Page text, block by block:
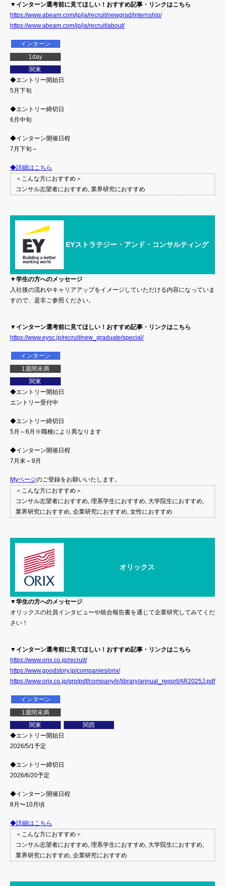
▼インターン選考前に見てほしい！おすすめ記事・リンクはこちら
https://www.abeam.com/jp/ja/recruit/newgrad/internship/
https://www.abeam.com/jp/ja/recruit/about/
インターン
1day
関東
◆エントリー開始日
5月下旬
◆エントリー締切日
6月中旬
◆インターン開催日程
7月下旬～
◆詳細はこちら
＜こんな方におすすめ＞
コンサル志望者におすすめ, 業界研究におすすめ
EYストラテジー・アンド・コンサルティング
▼学生の方へのメッセージ
入社後の流れやキャリアアップをイメージしていただける内容になっていま
すので、是非ご参照ください。
▼インターン選考前に見てほしい！おすすめ記事・リンクはこちら
https://www.eysc.jp/recruit/new_graduate/special/
インターン
1週間未満
関東
◆エントリー開始日
エントリー受付中
◆エントリー締切日
5月～6月※職種により異なります
◆インターン開催日程
7月末～9月
Myページのご登録をお願いいたします。
＜こんな方におすすめ＞
コンサル志望者におすすめ, 理系学生におすすめ, 大学院生におすすめ,
業界研究におすすめ, 企業研究におすすめ, 女性におすすめ
オリックス
▼学生の方へのメッセージ
オリックスの社員インタビューや統合報告書を通じて企業研究してみてくだ
さい！
▼インターン選考前に見てほしい！おすすめ記事・リンクはこちら
https://www.orix.co.jp/recruit/
https://www.goodstory.jp/companies/orix/
https://www.orix.co.jp/grp/pdf/company/ir/library/annual_report/AR2025J.pdf
インターン
1週間未満
関東
関西
◆エントリー開始日
2026/5/1予定
◆エントリー締切日
2026/6/20予定
◆インターン開催日程
8月〜10月頃
◆詳細はこちら
＜こんな方におすすめ＞
コンサル志望者におすすめ, 理系学生におすすめ, 大学院生におすすめ,
業界研究におすすめ, 企業研究におすすめ